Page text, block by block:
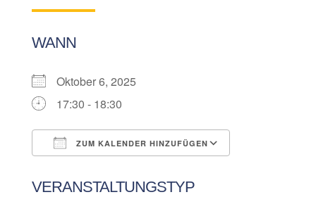
WANN
Oktober 6, 2025
17:30 - 18:30
ZUM KALENDER HINZUFÜGEN
VERANSTALTUNGSTYP